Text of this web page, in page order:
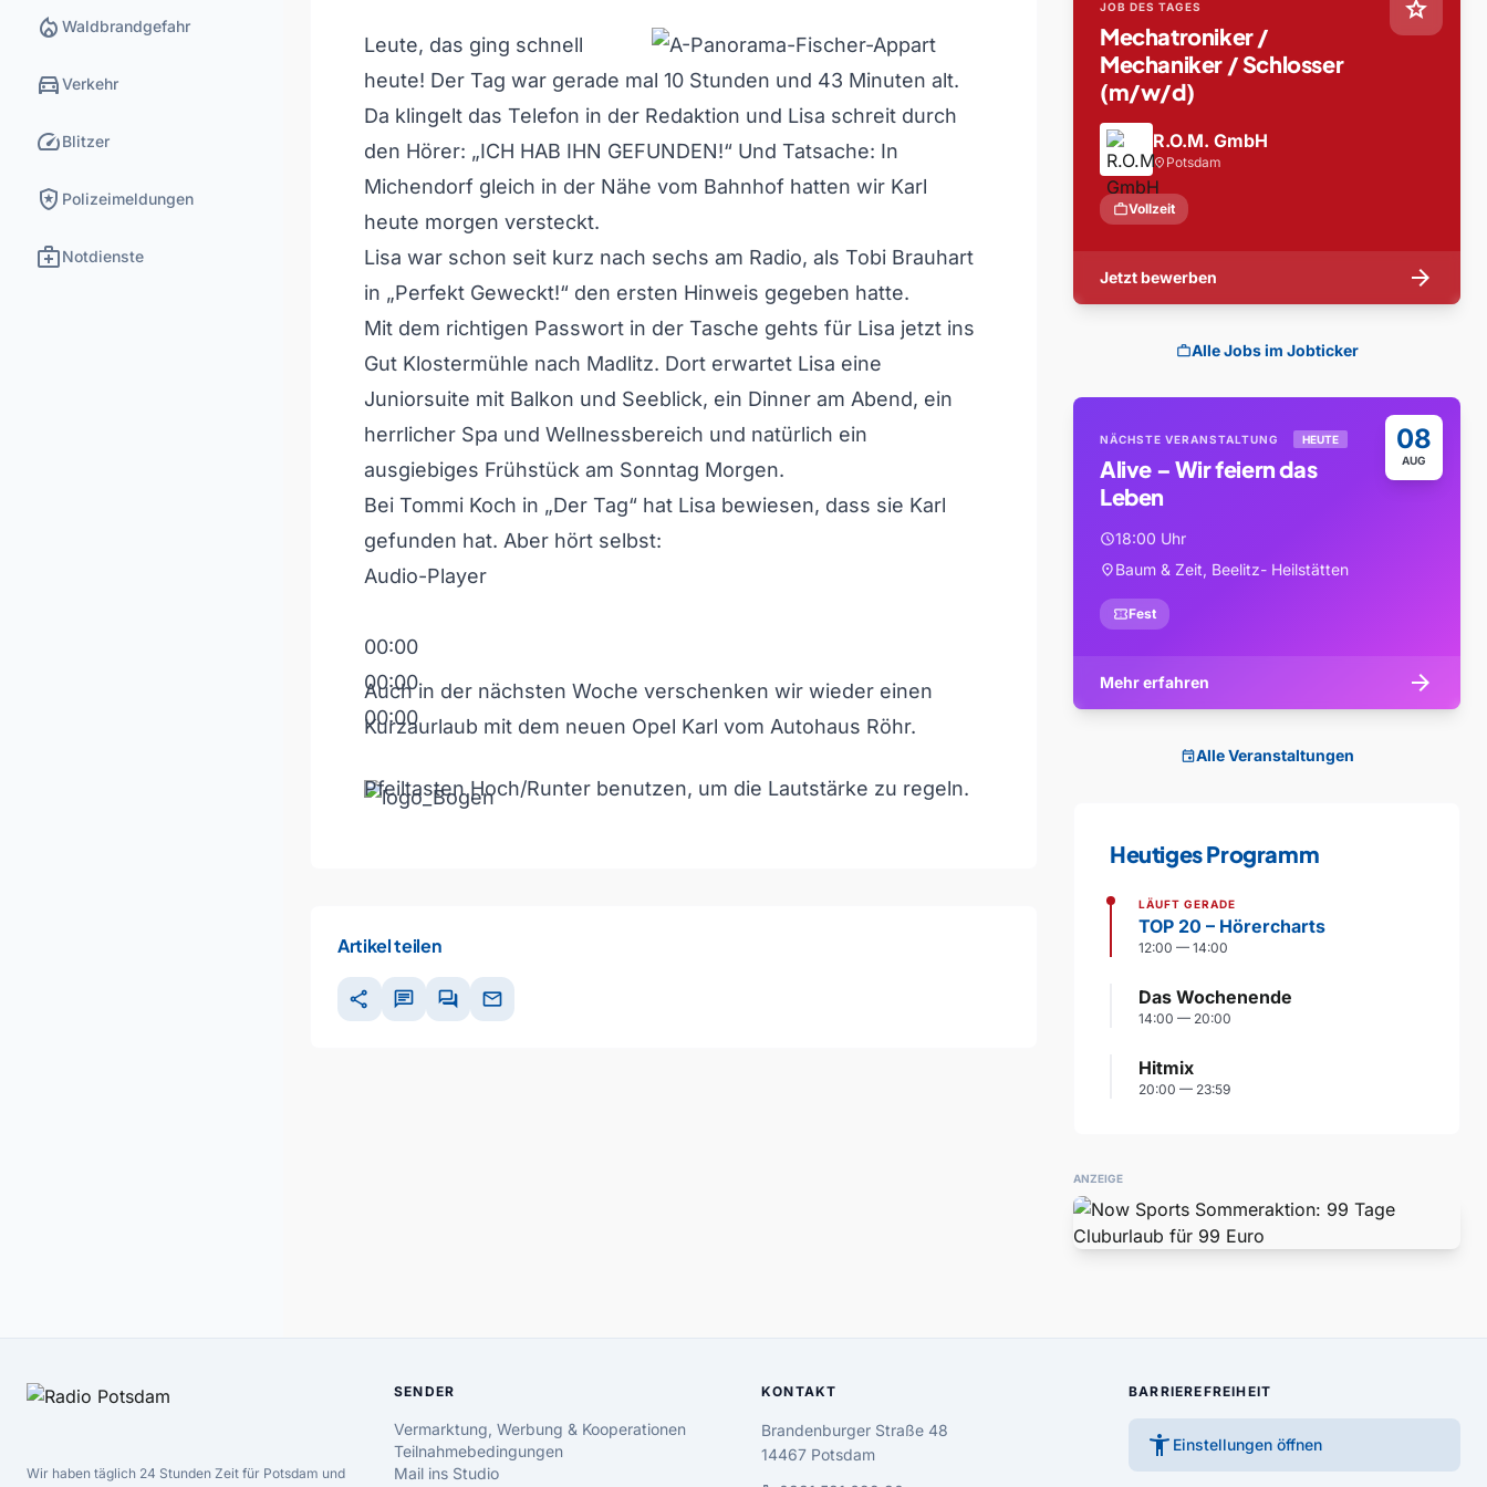
local_fire_department Waldbrandgefahr
directions_carVerkehr
speedBlitzer
local_police Polizeimeldungen
medical_servicesNotdienste
Leute, das ging schnell
heute! Der Tag war gerade mal 10 Stunden und 43 Minuten alt.
Da klingelt das Telefon in der Redaktion und Lisa schreit durch
den Hörer: „ICH HAB IHN GEFUNDEN!“ Und Tatsache: In
Michendorf gleich in der Nähe vom Bahnhof hatten wir Karl
heute morgen versteckt.
Lisa war schon seit kurz nach sechs am Radio, als Tobi Brauhart
in „Perfekt Geweckt!“ den ersten Hinweis gegeben hatte.
Mit dem richtigen Passwort in der Tasche gehts für Lisa jetzt ins
Gut Klostermühle nach Madlitz. Dort erwartet Lisa eine
Juniorsuite mit Balkon und Seeblick, ein Dinner am Abend, ein
herrlicher Spa und Wellnessbereich und natürlich ein
ausgiebiges Frühstück am Sonntag Morgen.
Bei Tommi Koch in „Der Tag“ hat Lisa bewiesen, dass sie Karl
gefunden hat. Aber hört selbst:
Audio-Player
00:00
00:00
00:00
Pfeiltasten Hoch/Runter benutzen, um die Lautstärke zu regeln.
Auch in der nächsten Woche verschenken wir wieder einen
Kurzaurlaub mit dem neuen Opel Karl vom Autohaus Röhr.
Artikel teilen
share chat forum mail
star
JOB DES TAGES
Mechatroniker /
Mechaniker / Schlosser
(m/w/d)
R.O.M. GmbH
location_on Potsdam
workVollzeit
Jetzt bewerben arrow_forward
workAlle Jobs im Jobticker
08
AUG
NÄCHSTE VERANSTALTUNG HEUTE
Alive – Wir feiern das
Leben
schedule18:00 Uhr
location_onBaum & Zeit, Beelitz- Heilstätten
confirmation_numberFest
Mehr erfahren arrow_forward
eventAlle Veranstaltungen
Heutiges Programm
LÄUFT GERADE
TOP 20 – Hörercharts
12:00 — 14:00
Das Wochenende
14:00 — 20:00
Hitmix
20:00 — 23:59
ANZEIGE
Wir haben täglich 24 Stunden Zeit für Potsdam und
SENDER
Vermarktung, Werbung & Kooperationen
Teilnahmebedingungen
Mail ins Studio
KONTAKT
Brandenburger Straße 48
14467 Potsdam
BARRIEREFREIHEIT
accessibility_new Einstellungen öffnen